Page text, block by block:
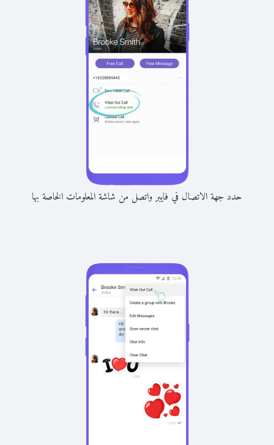
حدد جهة الاتصال في فايبر واتصل من شاشة المعلومات الخاصة بها